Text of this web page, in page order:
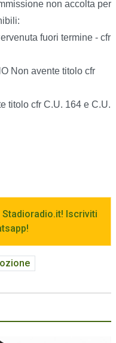
non accolta per
fuori termine - cfr
Non avente titolo cfr
titolo cfr C.U. 164 e C.U.
Iscriviti